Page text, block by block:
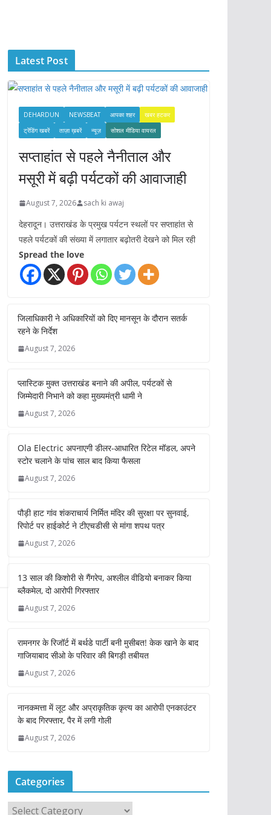
e
s
Latest Post
DEHARDUN NEWSBEAT आपका शहर
खबर हटकर
ट्रेंडिंग खबरें
ताज़ा ख़बरें न्यूज़ सोशल मीडिया वायरल
सप्ताहांत से पहले नैनीताल और
मसूरी में बढ़ी पर्यटकों की आवाजाही
August 7, 2026 sach ki awaj
देहरादून। उत्तराखंड के प्रमुख पर्यटन स्थलों पर सप्ताहांत से
पहले पर्यटकों की संख्या में लगातार बढ़ोतरी देखने को मिल रही
Spread the love
जिलाधिकारी ने अधिकारियों को दिए मानसून के दौरान सतर्क
रहने के निर्देश
August 7, 2026
प्लास्टिक मुक्त उत्तराखंड बनाने की अपील, पर्यटकों से
जिम्मेदारी निभाने को कहा मुख्यमंत्री धामी ने
August 7, 2026
Ola Electric अपनाएगी डीलर-आधारित रिटेल मॉडल, अपने
स्टोर चलाने के पांच साल बाद किया फैसला
August 7, 2026
पौड़ी हाट गांव शंकराचार्य निर्मित मंदिर की सुरक्षा पर सुनवाई,
रिपोर्ट पर हाईकोर्ट ने टीएचडीसी से मांगा शपथ पत्र
August 7, 2026
13 साल की किशोरी से गैंगरेप, अश्लील वीडियो बनाकर किया
ब्लैकमेल, दो आरोपी गिरफ्तार
August 7, 2026
रामनगर के रिजॉर्ट में बर्थडे पार्टी बनी मुसीबत! केक खाने के बाद
गाजियाबाद सीओ के परिवार की बिगड़ी तबीयत
August 7, 2026
नानकमत्ता में लूट और अप्राकृतिक कृत्य का आरोपी एनकाउंटर
के बाद गिरफ्तार, पैर में लगी गोली
August 7, 2026
Categories